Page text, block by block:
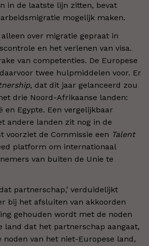
in de laatste lijn zitten, bevat
mogelijk maken.
alleen over migratie gepraat in
en het verlenen van visa.
van competenties. De Europese
twee hulpmiddelen voor. Er
, dat dit jaar gelanceerd zou
drie Noord-Afrikaanse landen:
en Egypte. Een vergelijkbaar
andere landen zit nog in de
voorziet de Commissie een Talent
platform om internationaal
van buiten de Unie te
partnerschap,’ verduidelijkt
bij het afsluiten van akkoorden
gehouden wordt met de noden
land dat het partnerschap aangaat,
noden van het niet-Europese land,